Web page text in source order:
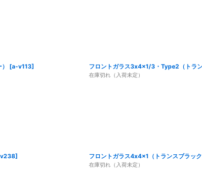
[a-v113] フロントガラス3x4x1/3・Type2（トラン
在庫切れ（入荷未定）
] フロントガラス4x4x1（トランスブラック
在庫切れ（入荷未定）